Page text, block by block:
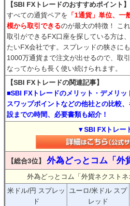
【SBI FXトレードのおすすめポイント】
すべての通貨ペアを 「1通貨」単位、
模から取引できるのが最大の特徴！ こ
取引ができるFX口座を探している方は
たいFX会社です。スプレッドの狭さに
1000万通貨まで注文が出せるので、取
なってからも長く使い続けられます。
【SBI FXトレードの関連記事】
■SBI FXトレードのメリット・デメリッ
スワップポイントなどの他社との比較
設までの時間、必要書類も紹介！
▼SBI FXトレー
【総合3位】 外為どっとコム「外
外為どっとコム「外貨ネクスト
米ドル/円 スプレッ
ド
ユーロ/米ドル スプ
レッド